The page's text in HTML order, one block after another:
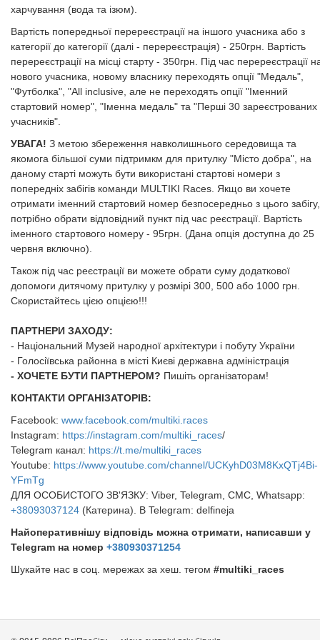
харчування (вода та ізюм).​​​​​​​
​​​​​​​Вартість попередньої перереєстрації на іншого учасника або з
категорії до категорії (далі - перереєстрація) - 250грн. Вартість
перереєстрації на місці старту - 350грн. Під час перереєстрації
нового учасника, новому власнику переходять опції "Медаль",
"Футболка", "All inclusive, але не переходять опції "Іменний
стартовий номер", "Іменна медаль" та "Перші 30 зареєстрованих
учасників".
УВАГА! З метою збереження навколишнього середовища та
якомога більшої суми підтримкм для притулку "Місто добра", на
даному старті можуть бути використані стартові номери з
попередніх забігів команди MULTIKI Races. Якщо ви хочете
отримати іменний стартовий номер безпосередньо з цього забігу,
потрібно обрати відповідний пункт під час реєстрації. Вартість
іменного стартового номеру - 95грн. (Дана опція доступна до 25
червня включно).
​​​Також під час реєстрації ви можете обрати суму додаткової
допомоги дитячому притулку у розмірі 300, 500 або 1000 грн.
Скористайтесь цією опцією!!!
ПАРТНЕРИ ЗАХОДУ:
- Національний Музей народної архітектури і побуту України
- Голосіївська районна в місті Києві державна адміністрація
​​​​​​​- ХОЧЕТЕ БУТИ ПАРТНЕРОМ? Пишіть організаторам!
КОНТАКТИ ОРГАНІЗАТОРІВ:
Facebook: www.facebook.com/multiki.races
Instagram: https://instagram.com/multiki_races/
Telegram канал: https://t.me/multiki_races
Youtube: https://www.youtube.com/channel/UCKyhD03M8KxQTj4Bi-
YFmTg
ДЛЯ ОСОБИСТОГО ЗВ'ЯЗКУ: Viber, Telegram, СМС, Whatsapp:
+38093037124 (Катерина). В Telegram: delfineja
Найоперативнішу відповідь можна отримати, написавши у
Telegram на номер +380930371254
​​​​​​​Шукайте нас в соц. мережах за хеш. тегом #multiki_races